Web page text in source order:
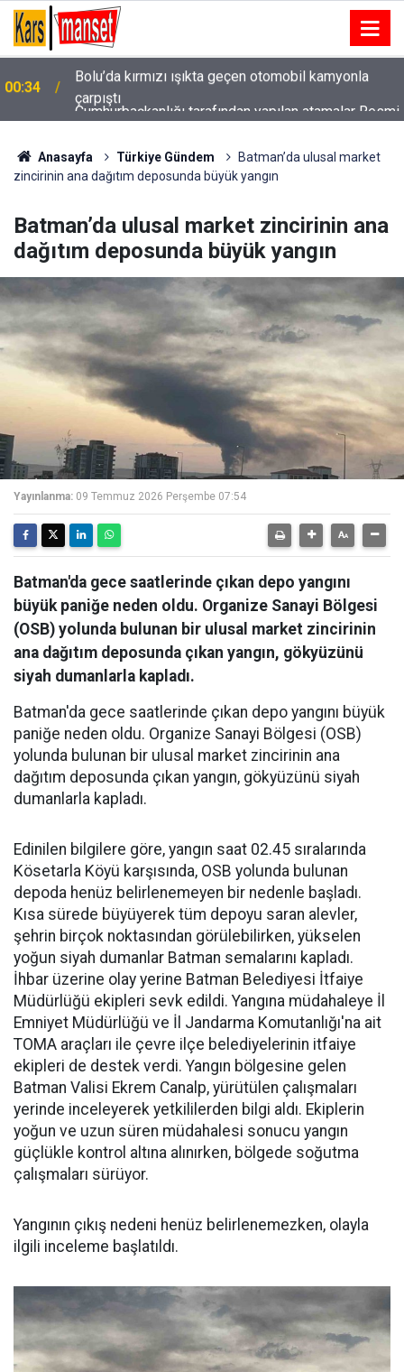
00:32
Cumhurbaşkanlığı tarafından yapılan atamalar Resmi
Gazete’de
Anasayfa Türkiye Gündem
Batman’da ulusal market
zincirinin ana dağıtım deposunda büyük yangın
Batman’da ulusal market zincirinin ana
dağıtım deposunda büyük yangın
Yayınlanma: 09 Temmuz 2026 Perşembe 07:54
Batman'da gece saatlerinde çıkan depo yangını
büyük paniğe neden oldu. Organize Sanayi Bölgesi
(OSB) yolunda bulunan bir ulusal market zincirinin
ana dağıtım deposunda çıkan yangın, gökyüzünü
siyah dumanlarla kapladı.
Batman'da gece saatlerinde çıkan depo yangını büyük
paniğe neden oldu. Organize Sanayi Bölgesi (OSB)
yolunda bulunan bir ulusal market zincirinin ana
dağıtım deposunda çıkan yangın, gökyüzünü siyah
dumanlarla kapladı.
Edinilen bilgilere göre, yangın saat 02.45 sıralarında
Kösetarla Köyü karşısında, OSB yolunda bulunan
depoda henüz belirlenemeyen bir nedenle başladı.
Kısa sürede büyüyerek tüm depoyu saran alevler,
şehrin birçok noktasından görülebilirken, yükselen
yoğun siyah dumanlar Batman semalarını kapladı.
İhbar üzerine olay yerine Batman Belediyesi İtfaiye
Müdürlüğü ekipleri sevk edildi. Yangına müdahaleye İl
Emniyet Müdürlüğü ve İl Jandarma Komutanlığı'na ait
TOMA araçları ile çevre ilçe belediyelerinin itfaiye
ekipleri de destek verdi. Yangın bölgesine gelen
Batman Valisi Ekrem Canalp, yürütülen çalışmaları
yerinde inceleyerek yetkililerden bilgi aldı. Ekiplerin
yoğun ve uzun süren müdahalesi sonucu yangın
güçlükle kontrol altına alınırken, bölgede soğutma
çalışmaları sürüyor.
Yangının çıkış nedeni henüz belirlenemezken, olayla
ilgili inceleme başlatıldı.